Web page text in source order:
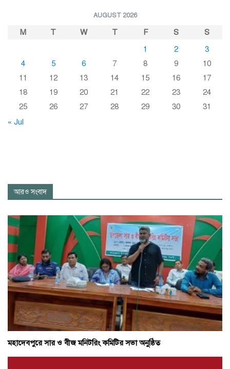
AUGUST 2026
M T W T F S
S
1
2
3
4
5 6 7 8 9
10
11
12 13 14 15 16
17
18
19 20 21 22 23
24
25
26 27 28 29 30
31
« Jul
আরও সংবাদ
মহাদেবপুরে সার ও বীজ মনিটরিং কমিটির সভা অনুষ্ঠিত